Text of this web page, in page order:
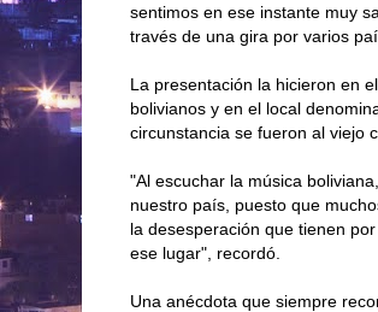
sentimos en ese instante muy
través de una gira por varios
La presentación la hicieron en
bolivianos y en el local
circunstancia se fueron al viejo
"Al escuchar la música
nuestro país, puesto que
la desesperación que tienen
ese lugar", recordó.
Una anécdota que siempre